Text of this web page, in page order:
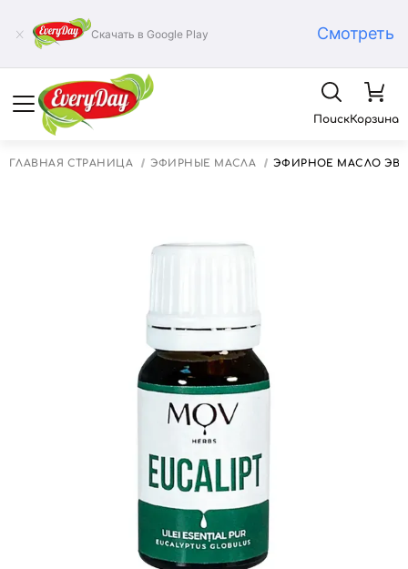
Скачать в Google Play Смотреть
ПоискКорзина
ГЛАВНАЯ СТРАНИЦА ЭФИРНЫЕ МАСЛА ЭФИРНОЕ МАСЛО